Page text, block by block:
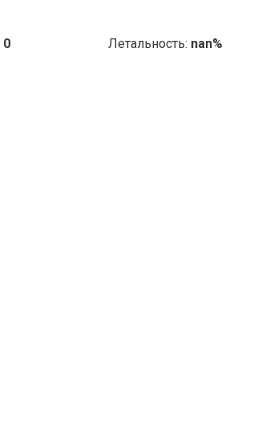
0 Летальность: nan%